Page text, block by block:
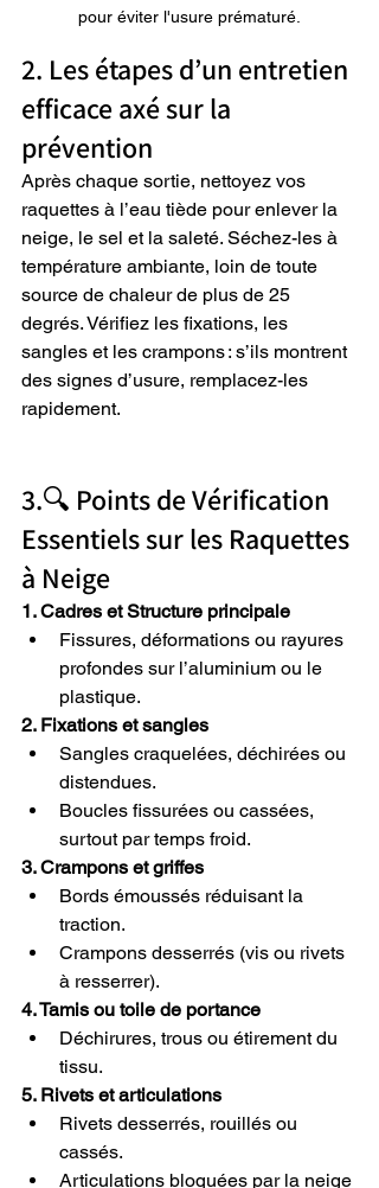
pour éviter l'usure prématuré.
2. Les étapes d’un entretien
efficace axé sur la
prévention
Après chaque sortie, nettoyez vos
raquettes à l’eau tiède pour enlever la
neige, le sel et la saleté. Séchez-les à
température ambiante, loin de toute
source de chaleur de plus de 25
degrés. Vérifiez les fixations, les
sangles et les crampons : s’ils montrent
des signes d’usure, remplacez-les
rapidement.
3.🔍 Points de Vérification
Essentiels sur les Raquettes
à Neige
1. Cadres et Structure principale
Fissures, déformations ou rayures
profondes sur l’aluminium ou le
plastique.
2. Fixations et sangles
Sangles craquelées, déchirées ou
distendues.
Boucles fissurées ou cassées,
surtout par temps froid.
3. Crampons et griffes
Bords émoussés réduisant la
traction.
Crampons desserrés (vis ou rivets
à resserrer).
4. Tamis ou toile de portance
Déchirures, trous ou étirement du
tissu.
5. Rivets et articulations
Rivets desserrés, rouillés ou
cassés.
Articulations bloquées par la neige